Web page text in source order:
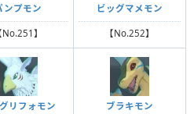
ンプモン
No.251】
ビッグマメモン
【No.252】
リフォモン ブラキモン